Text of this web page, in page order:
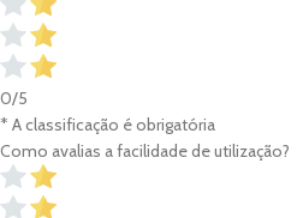
0/5
* A classificação é obrigatória
Como avalias a facilidade de utilização?